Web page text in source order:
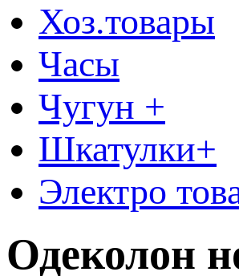
Хоз.товары
Часы
Чугун +
Шкатулки+
Электро
Одеколон